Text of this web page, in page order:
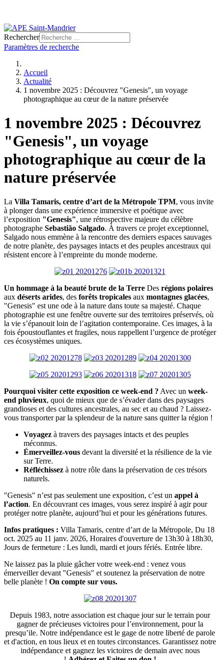
Rechercher
Paramètres de recherche
Accueil
Actualité
1 novembre 2025 : Découvrez "Genesis", un voyage
photographique au cœur de la nature préservée
1 novembre 2025 : Découvrez
"Genesis", un voyage
photographique au cœur de la
nature préservée
La Villa Tamaris, centre d’art de la Métropole TPM, vous invite
à plonger dans une expérience immersive et poétique avec
l’exposition "Genesis", une rétrospective majeure du célèbre
photographe Sebastião Salgado. À travers ce projet exceptionnel,
Salgado nous emmène à la rencontre des derniers espaces sauvages
de notre planète, des paysages intacts et des peuples ancestraux qui
résistent encore à l’empreinte du monde moderne.
Un hommage à la beauté brute de la Terre Des régions polaires
aux déserts arides, des forêts tropicales aux montagnes glacées,
"Genesis" est une ode à la nature dans toute sa majesté. Chaque
photographie est une fenêtre ouverte sur des territoires préservés, où
la vie s’épanouit loin de l’agitation contemporaine. Ces images, à la
fois époustouflantes et fragiles, nous rappellent l’urgence de protéger
ces écosystèmes uniques.
Pourquoi visiter cette exposition ce week-end ? Avec un week-
end pluvieux, quoi de mieux que de s’évader dans des paysages
grandioses et des cultures ancestrales, au sec et au chaud ? Laissez-
vous transporter par la splendeur de la nature sans quitter la région !
Voyagez à travers des paysages intacts et des peuples
méconnus.
Émerveillez-vous devant la diversité et la résilience de la vie
sur Terre.
Réfléchissez à notre rôle dans la préservation de ces trésors
naturels.
"Genesis" n’est pas seulement une exposition, c’est un appel à
l’action. En découvrant ces images, vous serez inspiré à agir pour
protéger notre planète, aujourd’hui et pour les générations futures.
Infos pratiques : Villa Tamaris, centre d’art de la Métropole, Du 18
oct. 2025 au 11 janv. 2026, Horaires d'ouverture de 13h30 à 18h30,
Jours de fermeture : Les lundi, mardi et jours fériés. Entrée libre.
Ne laissez pas la pluie gâcher votre week-end : venez vous
émerveiller devant "Genesis" et soutenez la préservation de notre
belle planète ! On compte sur vous.
Depuis 1983, notre association est chaque jour sur le terrain pour
gagner de précieuses victoires pour l’environnement, pour la
presqu’ile. Notre indépendance est le gage de notre liberté de parole
et d'action, en tous lieux et en toutes circonstances. Garantissez notre
indépendance et gagnez les victoires de demain avec nous